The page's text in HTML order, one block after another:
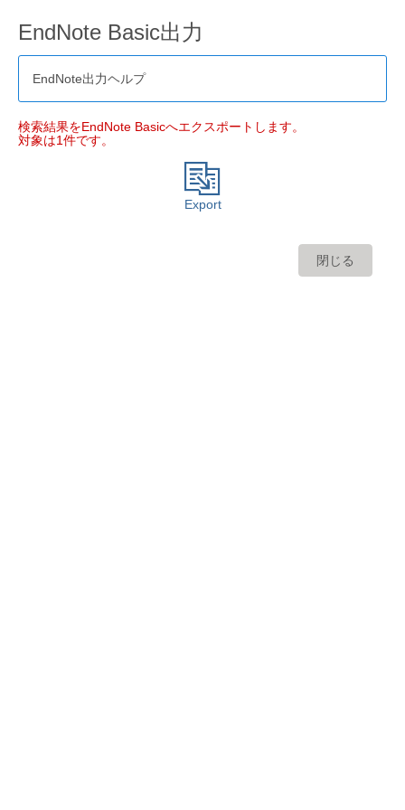
EndNote Basic出力
EndNote出力ヘルプ
検索結果をEndNote Basicへエクスポートします。
対象は1件です。
Export